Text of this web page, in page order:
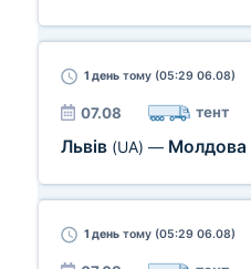
1 день тому (05:29 06.08)
07.08 тент
Львів (UA) — Молдова
1 день тому (05:29 06.08)